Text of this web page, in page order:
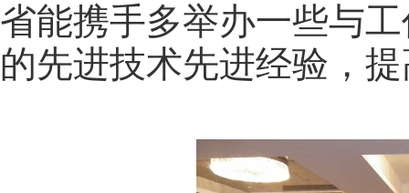
省能携手多举办一些与
的先进技术先进经验，